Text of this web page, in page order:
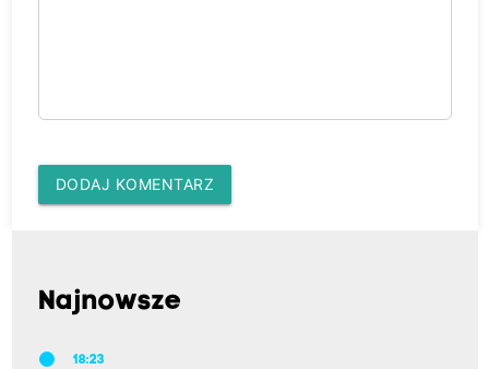
DODAJ KOMENTARZ
Najnowsze
18:23